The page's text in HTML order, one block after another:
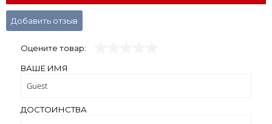
Добавить отзыв
Оцените товар:
ВАШЕ ИМЯ
ДОСТОИНСТВА